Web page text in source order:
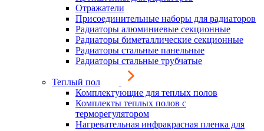
Отражатели
Присоединительные наборы для радиаторов
Радиаторы алюминиевые секционные
Радиаторы биметаллические секционные
Радиаторы стальные панельные
Радиаторы стальные трубчатые
Теплый пол
Комплектующие для теплых полов
Комплекты теплых полов с
терморегулятором
Нагревательная инфракрасная пленка для